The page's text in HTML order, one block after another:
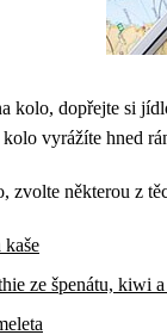
kolo, dopřejte si
vyrážíte hned
zvolte některou z
kaše
ze špenátu, kiwi